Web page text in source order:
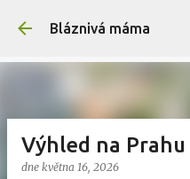
Přeskočit
Bláznivá máma
Výhled na
dne května 16, 2026